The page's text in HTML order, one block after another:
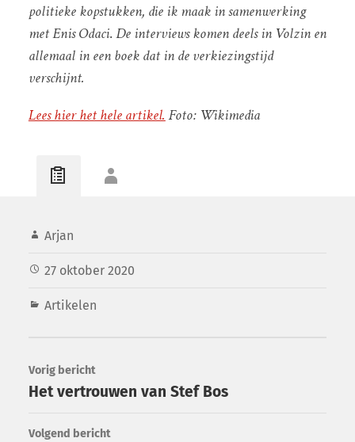
politieke kopstukken, die ik maak in samenwerking
met Enis Odaci.De interviews komen deels in Volzin en
allemaal in een boek dat in de verkiezingstijd
verschijnt.
Lees hier het hele artikel. Foto: Wikimedia
Arjan
27 oktober 2020
Artikelen
Vorig bericht
Het vertrouwen van Stef Bos
Volgend bericht